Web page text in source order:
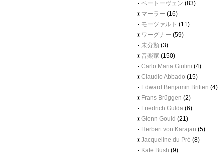
ベートーヴェン (83)
マーラー (16)
モーツァルト (11)
ワーグナー (59)
未分類 (3)
音楽家 (150)
Carlo Maria Giulini (4)
Claudio Abbado (15)
Edward Benjamin Britten (4)
Frans Brüggen (2)
Friedrich Gulda (6)
Glenn Gould (21)
Herbert von Karajan (5)
Jacqueline du Pré (8)
Kate Bush (9)